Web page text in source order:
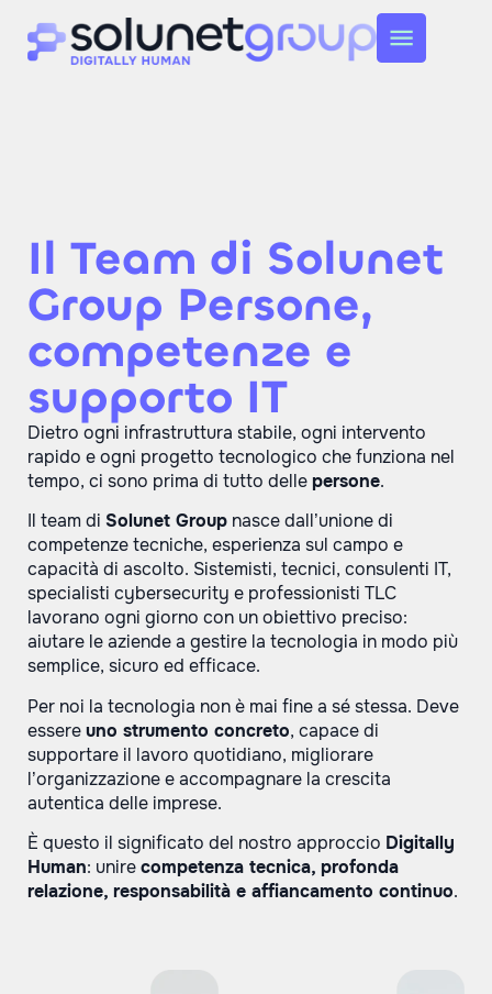
Il Team di Solunet
Group Persone,
competenze e
supporto IT
Dietro ogni infrastruttura stabile, ogni intervento
rapido e ogni progetto tecnologico che funziona nel
tempo, ci sono prima di tutto dellepersone.
Il team di Solunet Group nasce dall’unione di
competenze tecniche, esperienza sul campo e
capacità di ascolto. Sistemisti, tecnici, consulenti IT,
specialisti cybersecurity e professionisti TLC
lavorano ogni giorno con un obiettivo preciso:
aiutare le aziende a gestire la tecnologia in modo più
semplice, sicuro ed efficace.
Per noi la tecnologia non è mai fine a sé stessa. Deve
essereuno strumento concreto, capace di
supportare il lavoro quotidiano, migliorare
l’organizzazione e accompagnare la crescita
autentica delle imprese.
È questo il significato del nostro approccio Digitally
Human: unirecompetenza tecnica, profonda
relazione, responsabilità e affiancamento continuo.